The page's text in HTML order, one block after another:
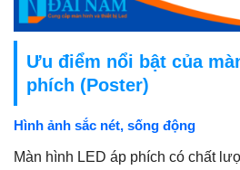
Ưu điểm nổi bật của
phích (Poster)
Hình ảnh sắc nét, sống động
Màn hình LED áp phích có chất